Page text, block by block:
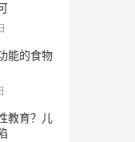
能的食物
教育？儿